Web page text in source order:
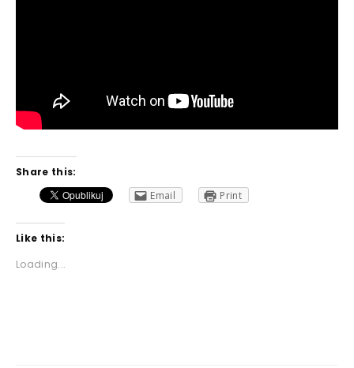
Share this:
Email
Print
Like this:
Loading...